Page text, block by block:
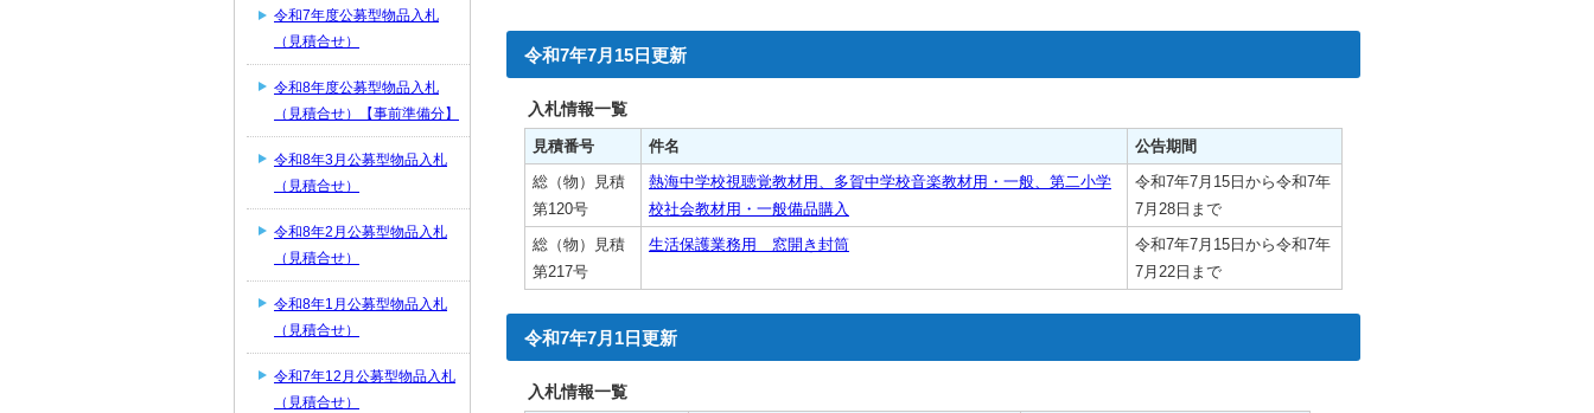
令和7年7月15日更新
入札情報一覧
見積番号 件名
公告期間
総（物）見積
第120号
熱海中学校視聴覚教材用、多賀中学校音楽教材用・一般、第二小学
校社会教材用・一般備品購入
令和7年7月15日から令和7年
7月28日まで
総（物）見積
第217号
生活保護業務用 窓開き封筒
令和7年7月15日から令和7年
7月22日まで
令和7年7月1日更新
入札情報一覧
令和7年度公募型物品入札
（見積合せ）
令和8年度公募型物品入札
（見積合せ）【事前準備分】
令和8年3月公募型物品入札
（見積合せ）
令和8年2月公募型物品入札
（見積合せ）
令和8年1月公募型物品入札
（見積合せ）
令和7年12月公募型物品入札
（見積合せ）